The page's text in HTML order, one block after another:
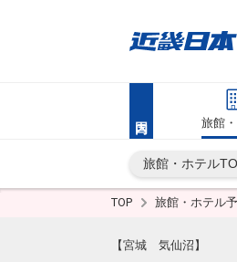
旅館
旅館・ホテル
TOP 旅館・ホテル
【宮城 気仙沼】